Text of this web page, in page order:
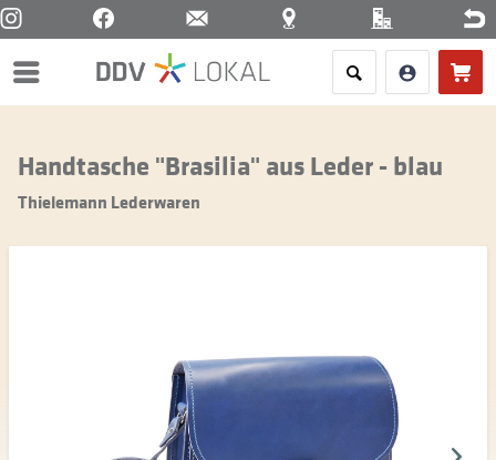
Menü
Handtasche "Brasilia" aus Leder - blau
Thielemann Lederwaren